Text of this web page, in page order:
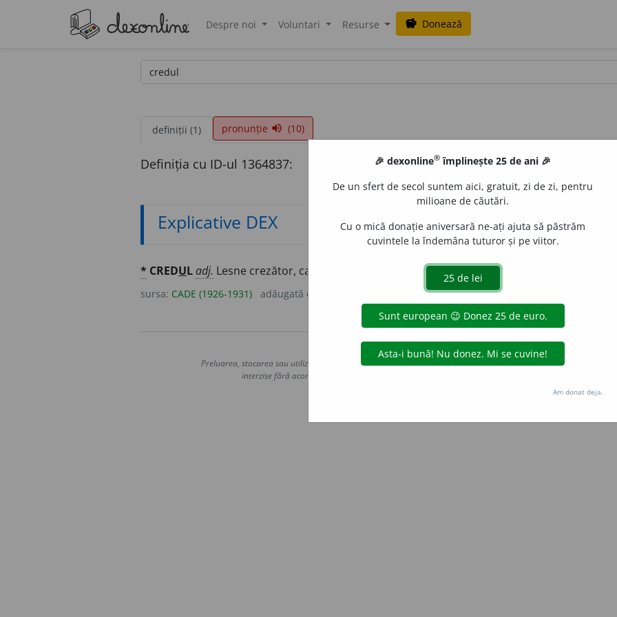
Despre noi Voluntari Resurse savings Donează
definiții (1) pronunție volume_up (10)
Definiția cu ID-ul 1364837:
Explicative DEX
* CREDULadj. Lesne crezător, care crede prea lesne ¶C.'INCREDUL
sursa: CADE (1926-1931) adăugată de
Copyright © 2004-2026 dexonline (https://dexonline.ro)
Preluarea, stocarea sau utilizarea datelor de pe acest site, inclusiv prin orice metode de extragere automată
interzise fără acordul nostru prealabil scris, cu excepția seturilor de date oferite oficial spre utilizare
Hosterion
🎉 dexonline® împlinește 25 de ani 🎉
De un sfert de secol suntem aici, gratuit, zi de zi, pentru
milioane de căutări.
Cu o mică donație aniversară ne-ați ajuta să păstrăm
cuvintele la îndemâna tuturor și pe viitor.
Am donat deja.